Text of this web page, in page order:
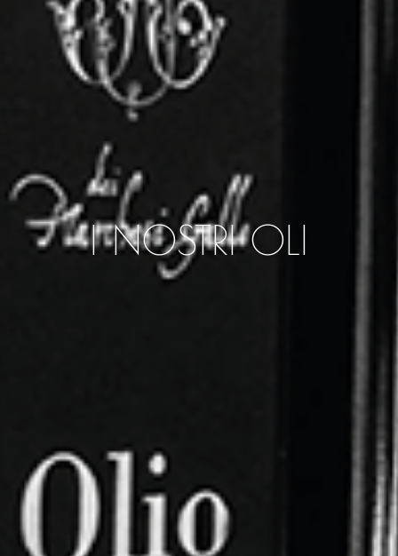
I NOSTRI OLI